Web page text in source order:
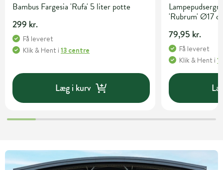
Bambus Fargesia 'Rufa' 5 liter potte
299 kr.
Få leveret
Klik & Hent i 13 centre
Læg i kurv
'Rubrum' Ø17
79,95 kr.
Få leveret
Klik & Hent i